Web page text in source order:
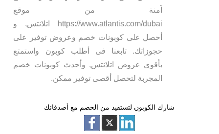
آمنة من موقع
https://www.atlantis.com/dubai اتلانتس, و
أحصل على كوبونات خصم وعروض توفير على
حجوزاتك. تابعنا فى أطلب كوبون واستمتع
بأقوى عروض اتلانتس, وأحدث كوبونات خصم
المجربة لتحصل أقصى توفير ممكن.
شارك الكوبون لتستفيد من الخصم مع أصدقائك